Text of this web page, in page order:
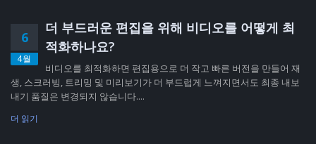
6
4월
더 부드러운 편집을 위해 비디오를 어떻게 최
적화하나요?
비디오를 최적화하면 편집용으로 더 작고 빠른 버전을 만들어 재
생, 스크러빙, 트리밍 및 미리보기가 더 부드럽게 느껴지면서도 최종 내보
내기 품질은 변경되지 않습니다....
더 읽기